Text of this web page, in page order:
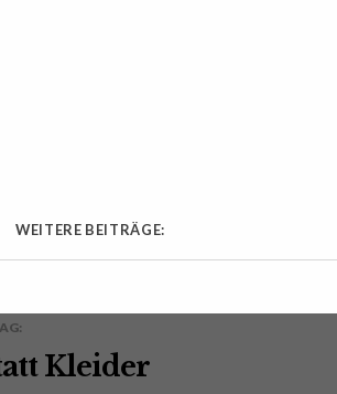
WEITERE BEITRÄGE:
Kleider